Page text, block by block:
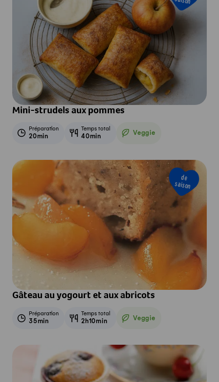
Mini-strudels aux pommes
Préparation
20min
Temps total
40min Veggie
Veggie
de
saison
Gâteau au yogourt et aux abricots
Préparation
35min
Temps total
2h10min Veggie
Veggie